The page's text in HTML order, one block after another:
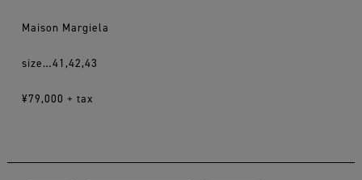
Maison Margiela
size…41,42,43
¥79,000 + tax